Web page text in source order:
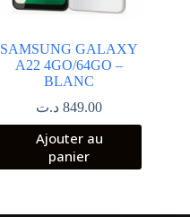
SAMSUNG GALAXY
A22 4GO/64GO –
BLANC
849.00 د.ت
Ajouter au
panier